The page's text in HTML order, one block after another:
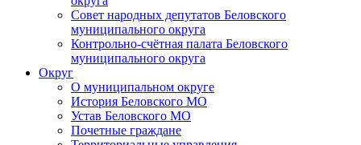
Совет народных депутатов Беловского
муниципального округа
Контрольно-счётная палата Беловского
муниципального округа
Округ
О муниципальном округе
История Беловского МО
Устав Беловского МО
Почетные граждане